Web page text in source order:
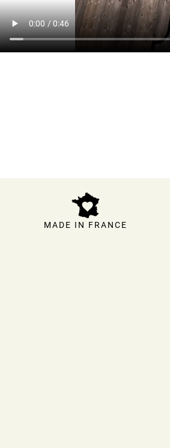
MADE IN FRANCE